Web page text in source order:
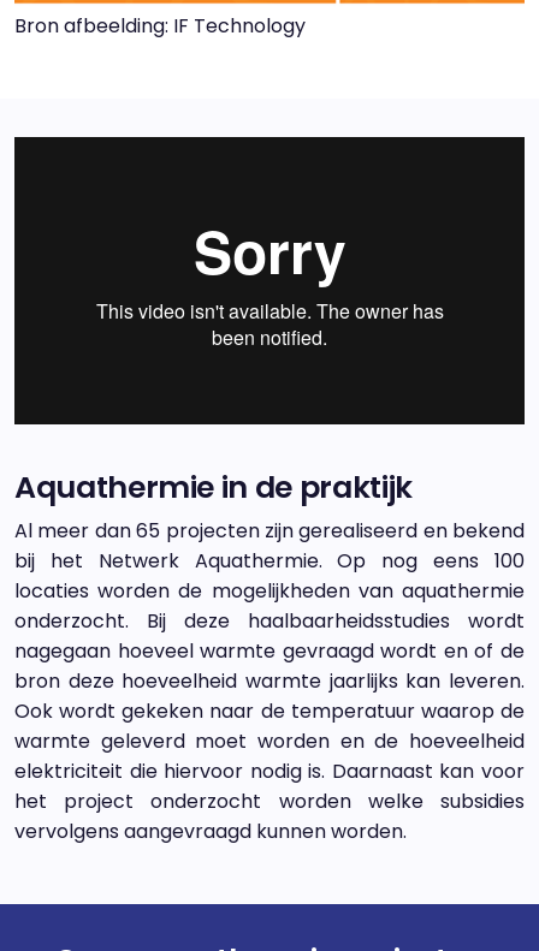
Bron afbeelding: IF Technology
Aquathermie in de praktijk
Al meer dan 65 projecten zijn gerealiseerd en bekend
bij het Netwerk Aquathermie. Op nog eens 100
locaties worden de mogelijkheden van aquathermie
onderzocht. Bij deze haalbaarheidsstudies wordt
nagegaan hoeveel warmte gevraagd wordt en of de
bron deze hoeveelheid warmte jaarlijks kan leveren.
Ook wordt gekeken naar de temperatuur waarop de
warmte geleverd moet worden en de hoeveelheid
elektriciteit die hiervoor nodig is. Daarnaast kan voor
het project onderzocht worden welke subsidies
vervolgens aangevraagd kunnen worden.